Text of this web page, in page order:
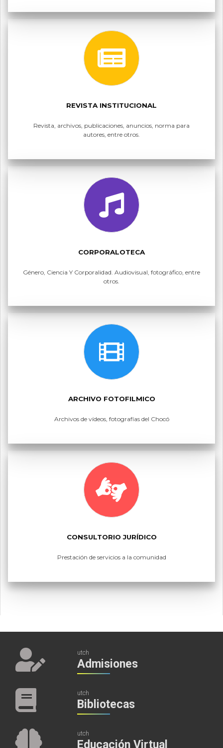
REVISTA INSTITUCIONAL
Revista, archivos, publicaciones, anuncios, norma para
autores, entre otros.
CORPORALOTECA
Género, Ciencia Y Corporalidad. Audiovisual, fotográfico, entre
otros.
ARCHIVO FOTOFILMICO
Archivos de vídeos, fotografías del Chocó
CONSULTORIO JURÍDICO
Prestación de servicios a la comunidad
utch
Admisiones
utch
Bibliotecas
utch
Educación Virtual